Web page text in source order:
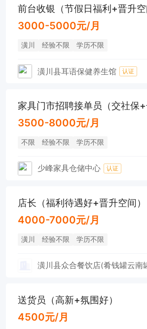
前台收银（节假日福利+晋升空
3000-5000元/月
潢川 经验不限 学历不限
潢川县耳语保健养生馆 认证
3500-8000元/月
不限 经验不限 学历不限
少峰家具仓储中心 认证
店长（福利待遇好+晋升空间）
4000-7000元/月
潢川 经验不限 学历不限
潢川县众合餐饮店(肴钱罐云南
送货员（高新+氛围好）
4500元/月